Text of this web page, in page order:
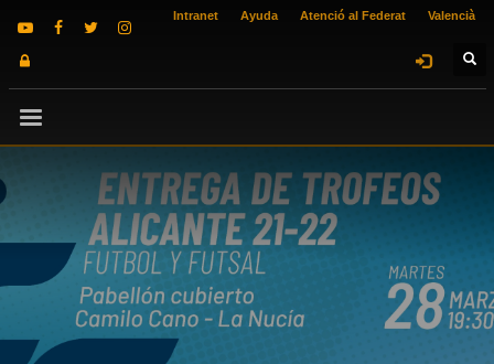
Intranet Ayuda Atenció al Federat Valencià